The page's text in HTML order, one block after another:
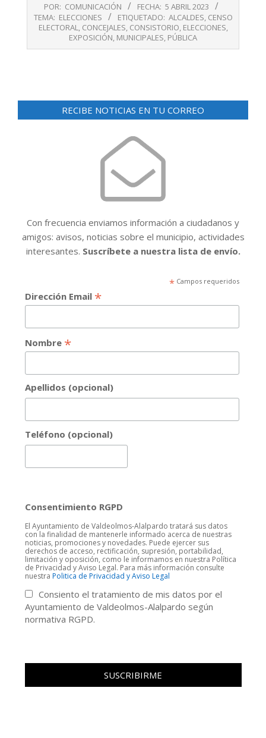
04-
POR: COMUNICACIÓN FECHA: 5 ABRIL 2023
TEMA: ELECCIONES ETIQUETADO: ALCALDES, CENSO
ELECTORAL, CONCEJALES, CONSISTORIO, ELECCIONES,
EXPOSICIÓN, MUNICIPALES, PÚBLICA
RECIBE NOTICIAS EN TU CORREO
Con frecuencia enviamos información a ciudadanos y
amigos: avisos, noticias sobre el municipio, actividades
interesantes. Suscríbete a nuestra lista de envío.
*Campos requeridos
Dirección Email *
Nombre *
Apellidos (opcional)
Teléfono (opcional)
Consentimiento RGPD
El Ayuntamiento de Valdeolmos-Alalpardo tratará sus datos
con la finalidad de mantenerle informado acerca de nuestras
noticias, promociones y novedades. Puede ejercer sus
derechos de acceso, rectificación, supresión, portabilidad,
limitación y oposición, como le informamos en nuestra Política
de Privacidad y Aviso Legal. Para más información consulte
nuestra Politica de Privacidad y Aviso Legal
Consiento el tratamiento de mis datos por el
Ayuntamiento de Valdeolmos-Alalpardo según
normativa RGPD.